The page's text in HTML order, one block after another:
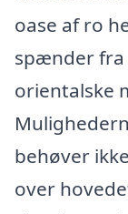
oase af ro
spænder fra
orientalske
behøver
over